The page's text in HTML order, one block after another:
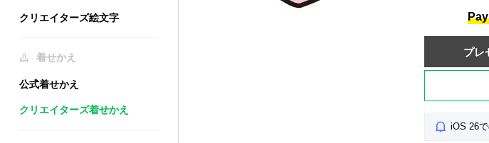
クリエイターズ絵文字
着せかえ
公式着せかえ
クリエイターズ着せかえ
プレ
iOS 26